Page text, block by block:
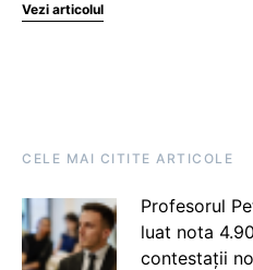
Vezi articolul
CELE MAI CITITE ARTICOLE
Profesorul
luat nota
contestații